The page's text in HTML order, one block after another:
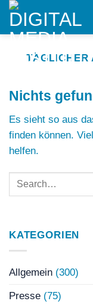
Skip
content
Nichts
Es sieht so aus
finden können.
helfen.
KATEGORIEN
Allgemein (300)
Presse (75)